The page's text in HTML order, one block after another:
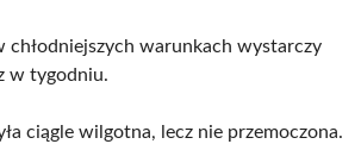
chłodniejszych warunkach wystarczy
w tygodniu.
ciągle wilgotna, lecz nie przemoczona.